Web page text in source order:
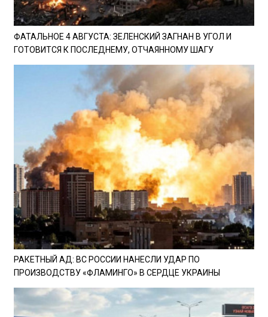
ФАТАЛЬНОЕ 4 АВГУСТА: ЗЕЛЕНСКИЙ ЗАГНАН В УГОЛ И
ГОТОВИТСЯ К ПОСЛЕДНЕМУ, ОТЧАЯННОМУ ШАГУ
РАКЕТНЫЙ АД: ВС РОССИИ НАНЕСЛИ УДАР ПО
ПРОИЗВОДСТВУ «ФЛАМИНГО» В СЕРДЦЕ УКРАИНЫ